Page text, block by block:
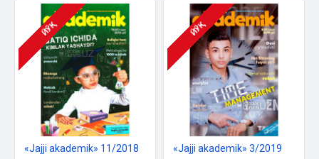
ЙЎҚ
«Jajji akademik» 11/2018
ЙЎҚ
«Jajji akademik» 3/2019